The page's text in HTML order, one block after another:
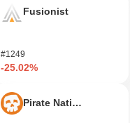
Fusionist
#1249
-25.02%
Pirate Nation Token